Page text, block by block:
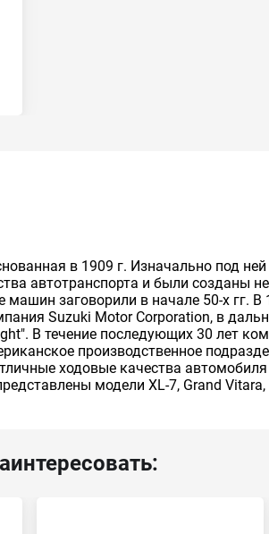
в 1909 г. Изначально под
автотранспорта и были созданы
машин заговорили в начале 50-х гг.
Suzuki Motor Corporation, в
В течение последующих 30 лет
производственное
ходовые качества
модели XL-7, Grand Vitara,